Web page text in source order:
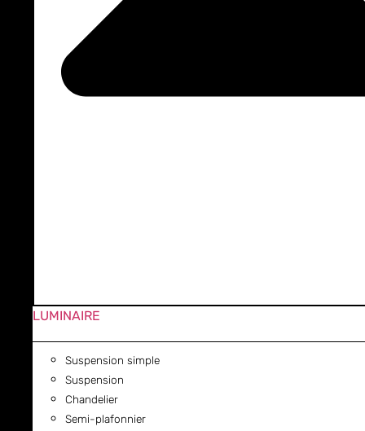
LUMINAIRE
Suspension simple
Suspension
Chandelier
Semi-plafonnier